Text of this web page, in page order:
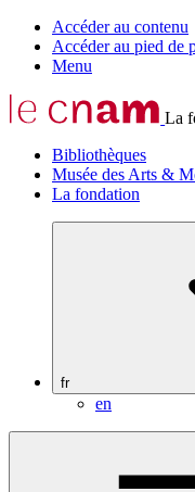
Accéder au contenu
Accéder au pied de
Menu
La
Bibliothèques
Musée des Arts &
La fondation
fr
en